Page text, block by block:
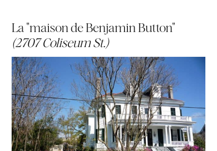
La "maison de Benjamin Button"
(2707 Coliseum St.)